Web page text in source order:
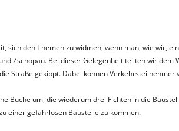
sich den Themen zu widmen, wenn man, wie wir,
Zschopau. Bei dieser Gelegenheit teilten wir dem
Straße gekippt. Dabei können
Buche um, die wiederum drei Fichten in die
einer gefahrlosen Baustelle zu kommen.